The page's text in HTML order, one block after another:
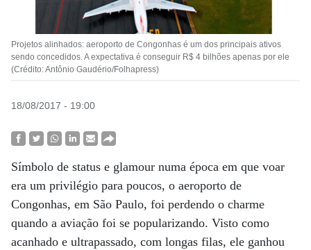
Projetos alinhados: aeroporto de Congonhas é um dos principais ativos
sendo concedidos. A expectativa é conseguir R$ 4 bilhões apenas por ele
(Crédito: Antônio Gaudério/Folhapress)
18/08/2017 - 19:00
Símbolo de status e glamour numa época em que voar
era um privilégio para poucos, o aeroporto de
Congonhas, em São Paulo, foi perdendo o charme
quando a aviação foi se popularizando. Visto como
acanhado e ultrapassado, com longas filas, ele ganhou